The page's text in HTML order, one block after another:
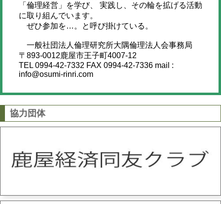
「倫理経営」を学び、 実践し、その輪を拡げる活動
に取り組んでいます。
ぜひ参加を…。と呼び掛けている。
一般社団法人倫理研究所大隅倫理法人会事務局
〒893-0012鹿屋市王子町4007-12
TEL 0994-42-7332 FAX 0994-42-7336 mail :
info@osumi-rinri.com
協力団体